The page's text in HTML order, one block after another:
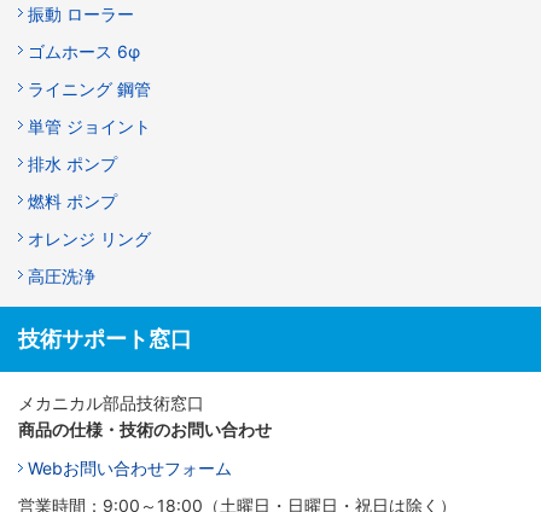
振動 ローラー
ゴムホース 6φ
ライニング 鋼管
単管 ジョイント
排水 ポンプ
燃料 ポンプ
オレンジ リング
高圧洗浄
技術サポート窓口
メカニカル部品技術窓口
商品の仕様・技術のお問い合わせ
Webお問い合わせフォーム
営業時間：9:00～18:00（土曜日・日曜日・祝日は除く）